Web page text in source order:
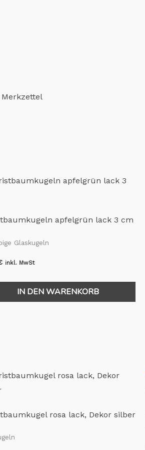
apfelgrün lack 3 cm
Glaskugeln
inkl. MwSt
IN DEN WARENKORB
rosa lack, Dekor silber